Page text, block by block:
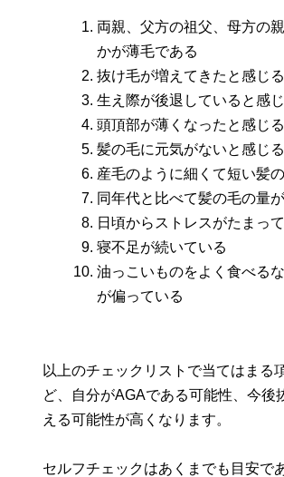
両親、父方の祖父、母方の
かが薄毛である
抜け毛が増えてきたと感じる
生え際が後退していると感
頭頂部が薄くなったと感じる
髪の毛に元気がないと感じる
産毛のように細くて短い髪
同年代と比べて髪の毛の量
日頃からストレスがたまっ
寝不足が続いている
油っこいものをよく食べる
が偏っている
以上のチェックリストで当てはまる
ど、自分がAGAである可能性、今後
える可能性が高くなります。
セルフチェックはあくまでも目安で